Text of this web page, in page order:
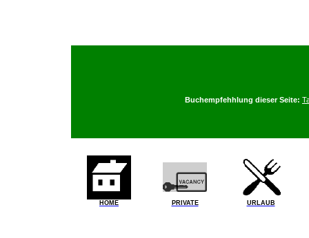
Buchempfehhlung dieser Seite:
HOME PRIVATE URLAUB